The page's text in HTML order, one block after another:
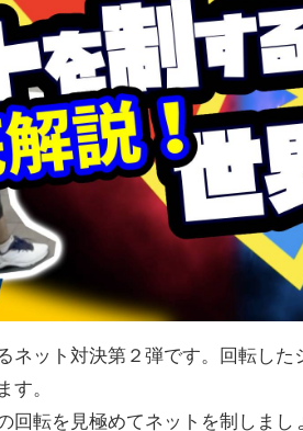
ネット対決第２弾です。回転し
す。
回転を見極めてネットを制しまし